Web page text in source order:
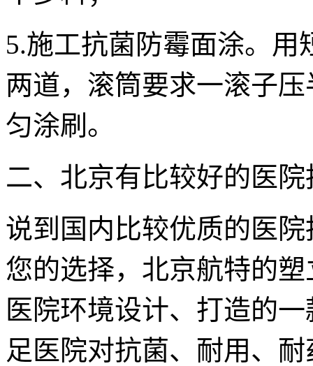
5.施工抗菌防霉面涂。
两道，滚筒要求一滚子
匀涂刷。
二、北京有比较好的医
说到国内比较优质的医
您的选择，北京航特的
医院环境设计、打造的
足医院对抗菌、耐用、